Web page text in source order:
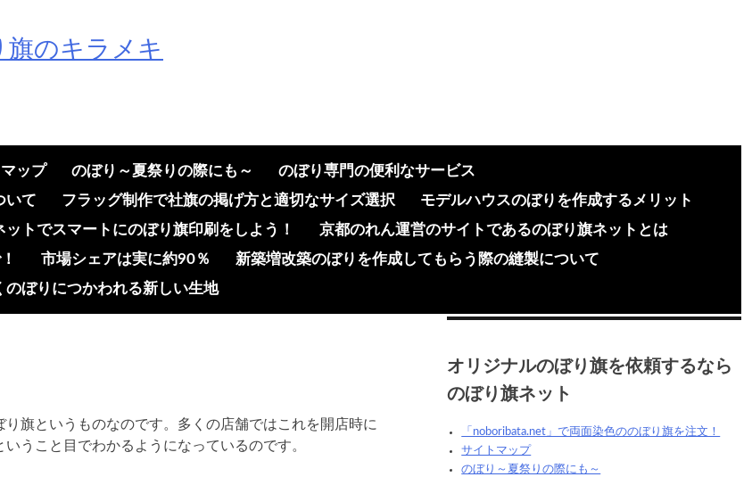
のキラメキ
ップ のぼり～夏祭りの際にも～
のぼり専門の便利なサービス
いて フラッグ制作で社旗の掲げ方と適切なサイズ選択
モデルハウスのぼりを作成するメリット
トでスマートにのぼり旗印刷をしよう！
京都のれん運営のサイトであるのぼり旗ネットとは
市場シェアは実に約90％
新築増改築のぼりを作成してもらう際の縫製について
のぼりにつかわれる新しい生地
旗というものなのです。多くの店舗ではこれを開店時に
うこと目でわかるようになっているのです。
オリジナルのぼり旗を依頼するなら
のぼり旗ネット
「noboribata.net」で両面染色ののぼり旗を注文！
サイトマップ
のぼり～夏祭りの際にも～